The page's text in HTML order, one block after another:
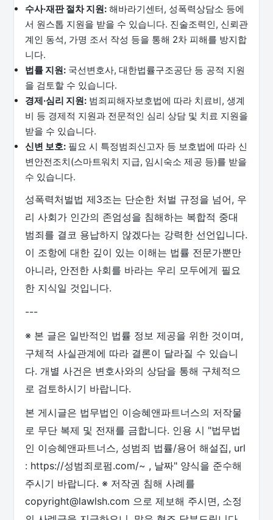
수사·재판 절차 지원: 해바라기센터, 성폭력상담소 등에
서 원스톱 지원을 받을 수 있습니다. 진술조력인, 신뢰관
계인 동석, 가명 조서 작성 등을 통해 2차 피해를 방지합
니다.
법률 지원: 국선변호사, 대한법률구조공단 등 공적 지원
을 검토할 수 있습니다.
경제·심리 지원: 범죄피해자보호법에 따라 치료비, 생계
비 등 경제적 지원과 전문적인 심리 상담 및 치료 지원을
받을 수 있습니다.
신변 보호: 필요 시 특정범죄신고자 등 보호법에 따라 신
변안전조치(스마트워치 지급, 임시숙소 제공 등)를 받을
수 있습니다.
성폭력처벌법 제3조는 단순한 처벌 규정을 넘어, 우
리 사회가 인간의 존엄성을 침해하는 복합적 중대
범죄를 결코 용납하지 않겠다는 강력한 선언입니다.
이 조항에 대한 깊이 있는 이해는 법률 전문가뿐만
아니라, 안전한 사회를 바라는 우리 모두에게 필요
한 지식일 것입니다.
---
※ 본 글은 일반적인 법률 정보 제공을 위한 것이며,
구체적 사실관계에 따라 결론이 달라질 수 있습니
다. 개별 사건은 변호사와의 상담을 통해 구체적으
로 검토하시기 바랍니다.
본 게시글은 법무법인 이승혜앤파트너스의 저작물
로 무단 복제 및 전재를 금합니다. 인용 시 "법무법
인 이승혜앤파트너스, 성범죄 법률/용어 해설집, url
: https://성범죄로펌.com/~ , 날짜" 양식을 준수해
주시기 바랍니다. ※ 저작권 침해 사례를
copyright@lawlsh.com 으로 제보해 주시면, 소정